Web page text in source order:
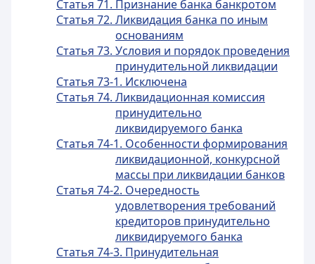
Статья 71. Признание банка банкротом
Статья 72. Ликвидация банка по иным
основаниям
Статья 73. Условия и порядок проведения
принудительной ликвидации
Статья 73-1. Исключена
Статья 74. Ликвидационная комиссия
принудительно
ликвидируемого банка
Статья 74-1. Особенности формирования
ликвидационной, конкурсной
массы при ликвидации банков
Статья 74-2. Очередность
удовлетворения требований
кредиторов принудительно
ликвидируемого банка
Статья 74-3. Принудительная